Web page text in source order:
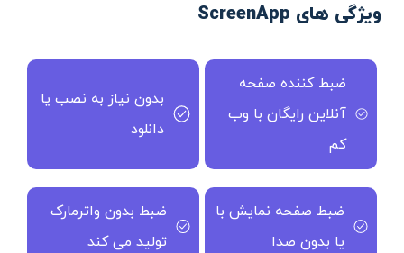
ویژگی های ScreenApp
ضبط کننده صفحه
آنلاین رایگان با وب
کم
بدون نیاز به نصب یا
دانلود
ضبط صفحه نمایش با
یا بدون صدا
ضبط بدون واترمارک
تولید می کند